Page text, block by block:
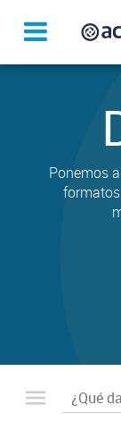
Ponemos